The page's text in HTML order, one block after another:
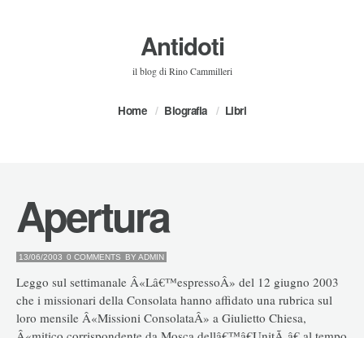
Antidoti
il blog di Rino Cammilleri
Home Biografia Libri
Apertura
13/06/2003 0 COMMENTS BY ADMIN
Leggo sul settimanale Â«Lâ€™espressoÂ» del 12 giugno 2003
che i missionari della Consolata hanno affidato una rubrica sul
loro mensile Â«Missioni ConsolataÂ» a Giulietto Chiesa,